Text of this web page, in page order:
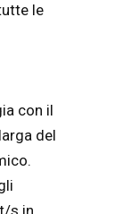
le
con il
del